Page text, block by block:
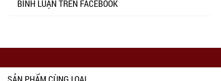
BÌNH LUẬN TRÊN FACEBOOK